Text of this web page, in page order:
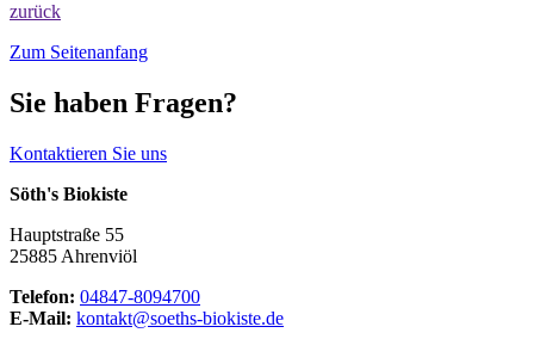
zurück
Zum Seitenanfang
Sie haben Fragen?
Kontaktieren Sie uns
Söth's Biokiste
Hauptstraße 55
25885 Ahrenviöl
Telefon: 04847-8094700
E-Mail: kontakt@soeths-biokiste.de